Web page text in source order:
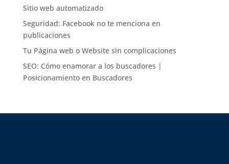
Sitio web automatizado
Seguridad: Facebook no te menciona en
publicaciones
Tu Página web o Website sin complicaciones
SEO: Cómo enamorar a los buscadores |
Posicionamiento en Buscadores